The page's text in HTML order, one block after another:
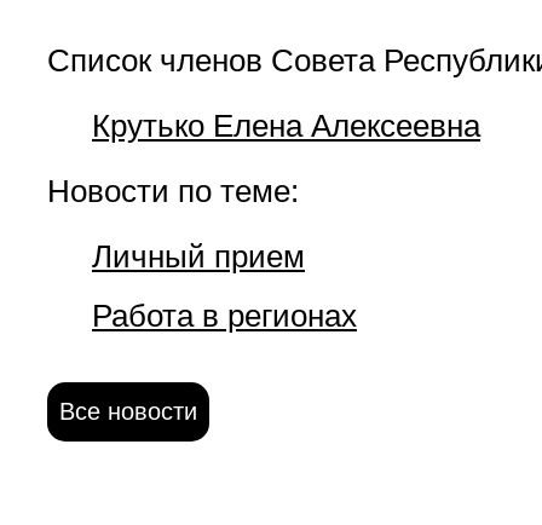
Список членов Совета
Крутько Елена Алексеевна
Новости по теме:
Личный прием
Работа в регионах
Все новости